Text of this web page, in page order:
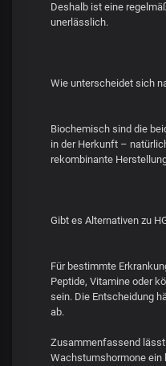
Deshalb ist eine
unerlässlich.
Wie unterscheidet sich
Biochemisch sind die
in der Herkunft –
rekombinante
Gibt es Alternativen zu
Für bestimmte
Peptide, Vitamine oder
sein. Die Entscheidung
ab.
Zusammenfassend
Wachstumshormone ein